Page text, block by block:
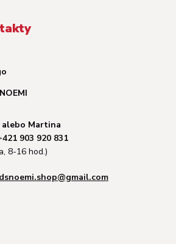
alebo Martina
903 920 831
8-16 hod.)